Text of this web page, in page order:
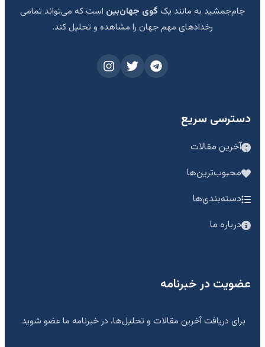
جام‌جمشید به مانند یک گوی جهان‌بین است که می‌تواند تمامی
رخدادهای مهم جهان را مشاهده و تحلیل کند.
دسترسی سریع
آخرین مقالات
محبوب‌ترین‌ها
دسته‌بندی‌ها
درباره ما
عضویت در خبرنامه
برای دریافت آخرین مقالات و تحلیل‌ها، در خبرنامه ما عضو شوید.